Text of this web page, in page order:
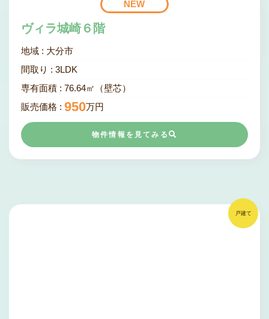
NEW
ヴィラ城崎６階
地域 : 大分市
間取り : 3LDK
専有面積 : 76.64㎡（壁芯）
販売価格 : 950万円
物件情報を見てみる
戸建て